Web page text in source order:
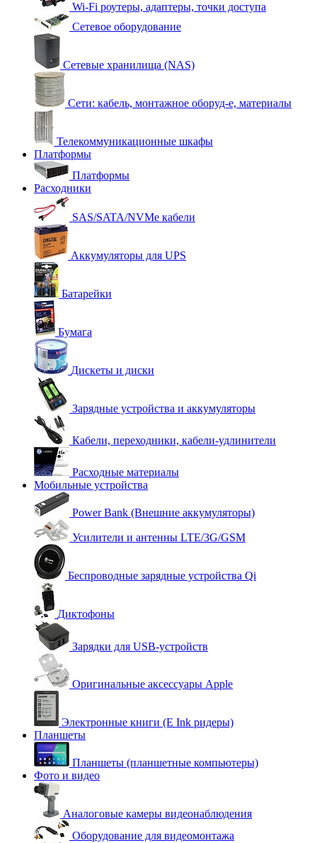
Wi-Fi роутеры, адаптеры, точки доступа
Сетевое оборудование
Сетевые хранилища (NAS)
Сети: кабель, монтажное оборуд-е, материалы
Телекоммуникационные шкафы
Платформы
Платформы
Расходники
SAS/SATA/NVMe кабели
Аккумуляторы для UPS
Батарейки
Бумага
Дискеты и диски
Зарядные устройства и аккумуляторы
Кабели, переходники, кабели-удлинители
Расходные материалы
Мобильные устройства
Power Bank (Внешние аккумуляторы)
Усилители и антенны LTE/3G/GSM
Беспроводные зарядные устройства Qi
Диктофоны
Зарядки для USB-устройств
Оригинальные аксессуары Apple
Электронные книги (E Ink ридеры)
Планшеты
Планшеты (планшетные компьютеры)
Фото и видео
Аналоговые камеры видеонаблюдения
Оборудование для видеомонтажа